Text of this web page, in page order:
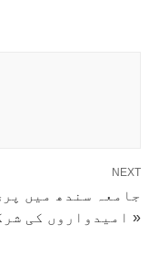
NEXT
امیدواروں کی شرکت »